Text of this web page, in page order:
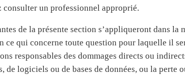
consulter un professionnel approprié.
de la présente section s’appliqueront dans
ce qui concerne toute question pour laquelle il
responsables des dommages directs ou
de logiciels ou de bases de données, ou la perte